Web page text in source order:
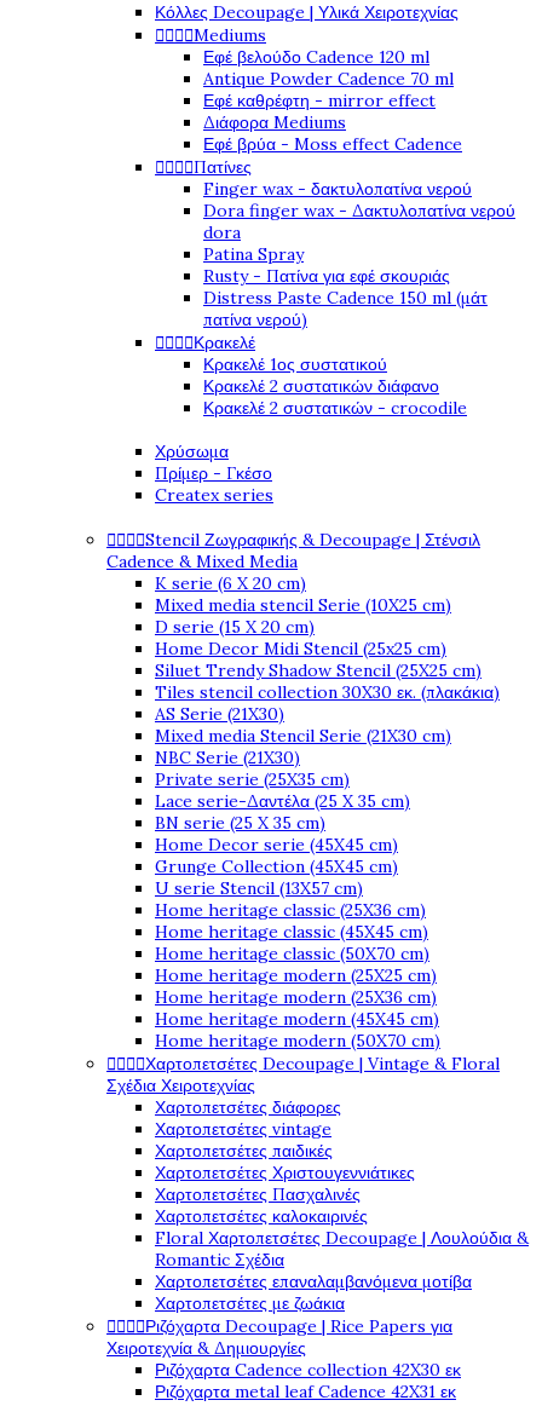
Κόλλες Decoupage | Υλικά Χειροτεχνίας
Mediums
Εφέ βελούδο Cadence 120 ml
Antique Powder Cadence 70 ml
Εφέ καθρέφτη - mirror effect
Διάφορα Mediums
Εφέ βρύα - Moss effect Cadence
Πατίνες
Finger wax - δακτυλοπατίνα νερού
Dora finger wax - Δακτυλοπατίνα νερού
dora
Patina Spray
Rusty - Πατίνα για εφέ σκουριάς
Distress Paste Cadence 150 ml (μάτ
πατίνα νερού)
Κρακελέ
Κρακελέ 1ος συστατικού
Κρακελέ 2 συστατικών διάφανο
Κρακελέ 2 συστατικών - crocodile
Χρύσωμα
Πρίμερ - Γκέσο
Createx series
Stencil Ζωγραφικής & Decoupage | Στένσιλ
Cadence & Mixed Media
K serie (6 X 20 cm)
Mixed media stencil Serie (10X25 cm)
D serie (15 X 20 cm)
Home Decor Midi Stencil (25x25 cm)
Siluet Trendy Shadow Stencil (25X25 cm)
Tiles stencil collection 30X30 εκ. (πλακάκια)
AS Serie (21X30)
Mixed media Stencil Serie (21X30 cm)
NBC Serie (21X30)
Private serie (25X35 cm)
Lace serie-Δαντέλα (25 X 35 cm)
BN serie (25 X 35 cm)
Home Decor serie (45X45 cm)
Grunge Collection (45X45 cm)
U serie Stencil (13X57 cm)
Home heritage classic (25X36 cm)
Home heritage classic (45X45 cm)
Home heritage classic (50X70 cm)
Home heritage modern (25X25 cm)
Home heritage modern (25X36 cm)
Home heritage modern (45X45 cm)
Home heritage modern (50X70 cm)
Χαρτοπετσέτες Decoupage | Vintage & Floral
Σχέδια Χειροτεχνίας
Χαρτοπετσέτες διάφορες
Χαρτοπετσέτες vintage
Χαρτοπετσέτες παιδικές
Χαρτοπετσέτες Χριστουγεννιάτικες
Χαρτοπετσέτες Πασχαλινές
Χαρτοπετσέτες καλοκαιρινές
Floral Χαρτοπετσέτες Decoupage | Λουλούδια &
Romantic Σχέδια
Χαρτοπετσέτες επαναλαμβανόμενα μοτίβα
Χαρτοπετσέτες με ζωάκια
Ριζόχαρτα Decoupage | Rice Papers για
Χειροτεχνία & Δημιουργίες
Ριζόχαρτα Cadence collection 42X30 εκ
Ριζόχαρτα metal leaf Cadence 42X31 εκ